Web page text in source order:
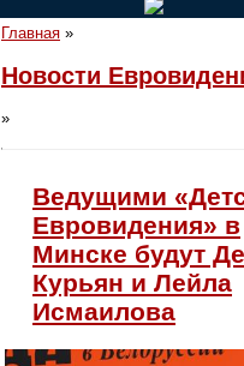
Главная »
Новости
»
Ведущими
Евровидения» в
Минске будут
Курьян и Лейла
Исмаилова